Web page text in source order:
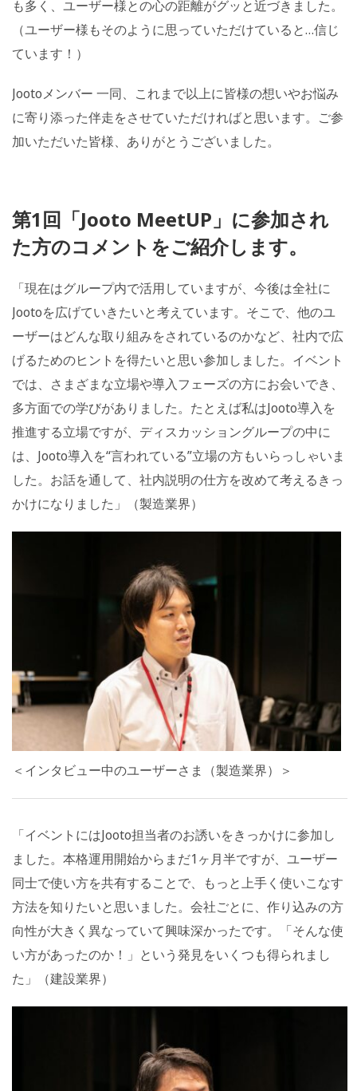
も多く、ユーザー様との心の距離がグッと近づきました。
（ユーザー様もそのように思っていただけていると…信じ
ています！）
Jootoメンバー 一同、これまで以上に皆様の想いやお悩み
に寄り添った伴走をさせていただければと思います。ご参
加いただいた皆様、ありがとうございました。
第1回「Jooto MeetUP」に参加され
た方のコメントをご紹介します。
「現在はグループ内で活用していますが、今後は全社に
Jootoを広げていきたいと考えています。そこで、他のユ
ーザーはどんな取り組みをされているのかなど、社内で広
げるためのヒントを得たいと思い参加しました。イベント
では、さまざまな立場や導入フェーズの方にお会いでき、
多方面での学びがありました。たとえば私はJooto導入を
推進する立場ですが、ディスカッショングループの中に
は、Jooto導入を“言われている”立場の方もいらっしゃいま
した。お話を通して、社内説明の仕方を改めて考えるきっ
かけになりました」（製造業界）
＜インタビュー中のユーザーさま（製造業界）＞
「イベントにはJooto担当者のお誘いをきっかけに参加し
ました。本格運用開始からまだ1ヶ月半ですが、ユーザー
同士で使い方を共有することで、もっと上手く使いこなす
方法を知りたいと思いました。会社ごとに、作り込みの方
向性が大きく異なっていて興味深かったです。「そんな使
い方があったのか！」という発見をいくつも得られまし
た」（建設業界）